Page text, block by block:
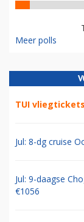
Meer polls
TUI vliegtickets
Jul: 8-dg cruise
Jul: 9-daagse
€1056